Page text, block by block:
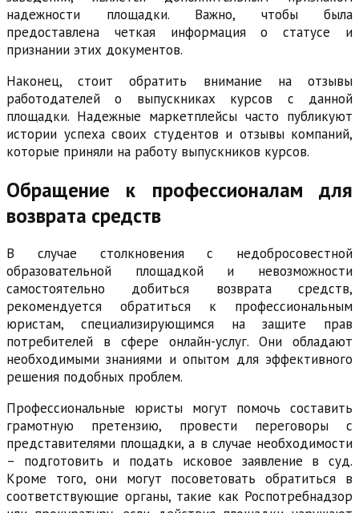
надежности площадки. Важно, чтобы была
предоставлена четкая информация о статусе и
признании этих документов.
Наконец, стоит обратить внимание на отзывы
работодателей о выпускниках курсов с данной
площадки. Надежные маркетплейсы часто публикуют
истории успеха своих студентов и отзывы компаний,
которые приняли на работу выпускников курсов.
Обращение к профессионалам для
возврата средств
В случае столкновения с недобросовестной
образовательной площадкой и невозможности
самостоятельно добиться возврата средств,
рекомендуется обратиться к профессиональным
юристам, специализирующимся на защите прав
потребителей в сфере онлайн-услуг. Они обладают
необходимыми знаниями и опытом для эффективного
решения подобных проблем.
Профессиональные юристы могут помочь составить
грамотную претензию, провести переговоры с
представителями площадки, а в случае необходимости
– подготовить и подать исковое заявление в суд.
Кроме того, они могут посоветовать обратиться в
соответствующие органы, такие как Роспотребнадзор